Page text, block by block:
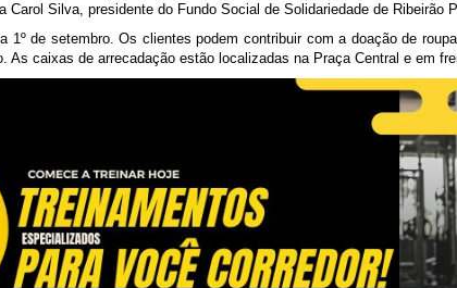
Carol Silva, presidente do Fundo Social de Solidariedade de Ribeirão
1º de setembro. Os clientes podem contribuir com a doação de
As caixas de arrecadação estão localizadas na Praça Central e em